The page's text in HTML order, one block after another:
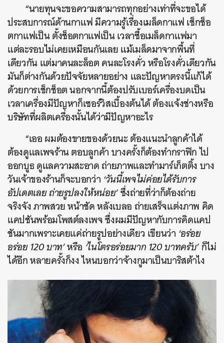
“นายทุนจะขอความสามารถทุกอย่างเท่าที่จะขอได้
ประสบการณ์ด้านกาแฟ มีความรู้เรื่องเมล็ดกาแฟ เช็กช็อ
ตกาแฟเป็น ตั้งช็อตกาแฟเป็น เวลาซื้อเมล็ดกาแฟมา
แต่ละรอบไม่เคยเหมือนกันเลย แม้เมล็ดมาจากพื้นที่
เดียวกัน แต่มาคนละล็อต คนละโรงคั่ว หรือโรงคั่วเดียวกัน
มันก็ต่างกันด้วยปัจจัยหลายอย่าง และปัญหาตรงนี้แก้ได้
ด้วยการเช็กช็อต นอกจากนี้ต้องปรับเบอร์เครื่องบดเป็น
เวลาเครื่องมีปัญหาก็เซอร์วิสเบื้องต้นได้ ต้องแจ้งช่างหรือ
บริษัทที่ผลิตเครื่องนั้นได้ว่ามีปัญหาอะไร
“เออ ผมต้องขายของด้วยนะ ต้องแนะนำลูกค้าได้
ต้องดูแลเพจร้าน ตอบลูกค้า บางครั้งก็ต้องทำกราฟิก ไป
ออกบูธ ดูแลความสะอาด ถ่ายภาพและทำมาร์เก็ตติ้ง บาง
วันเจ้าของร้านก็จะบอกว่า ‘วันนี้เพจไม่ค่อยได้รับการ
อัปเดตเลย ถ่ายรูปลงให้หน่อย’ซึ่งถ่ายที่ว่าก็ต้องถ่าย
จริงจัง ภาพสวย หน้าชัด หลังเบลอ ถ่ายเสร็จแต่งภาพ คิด
แคปชันพร้อมโพสต์ลงเพจ ซึ่งผมมีปัญหากับการคิดแคป
ชันมากเพราะเคยแค่ถ่ายรูปอย่างเดียว เขียนว่า ‘อร่อย
อร่อย 120 บาท’หรือ ‘ไนโตรอร่อยมาก 120 บาทครับ’ก็ไม่
ได้อีก หลายครั้งก็งง ไหนบอกว่าจ้างกูมาเป็นบาริสต้าไง